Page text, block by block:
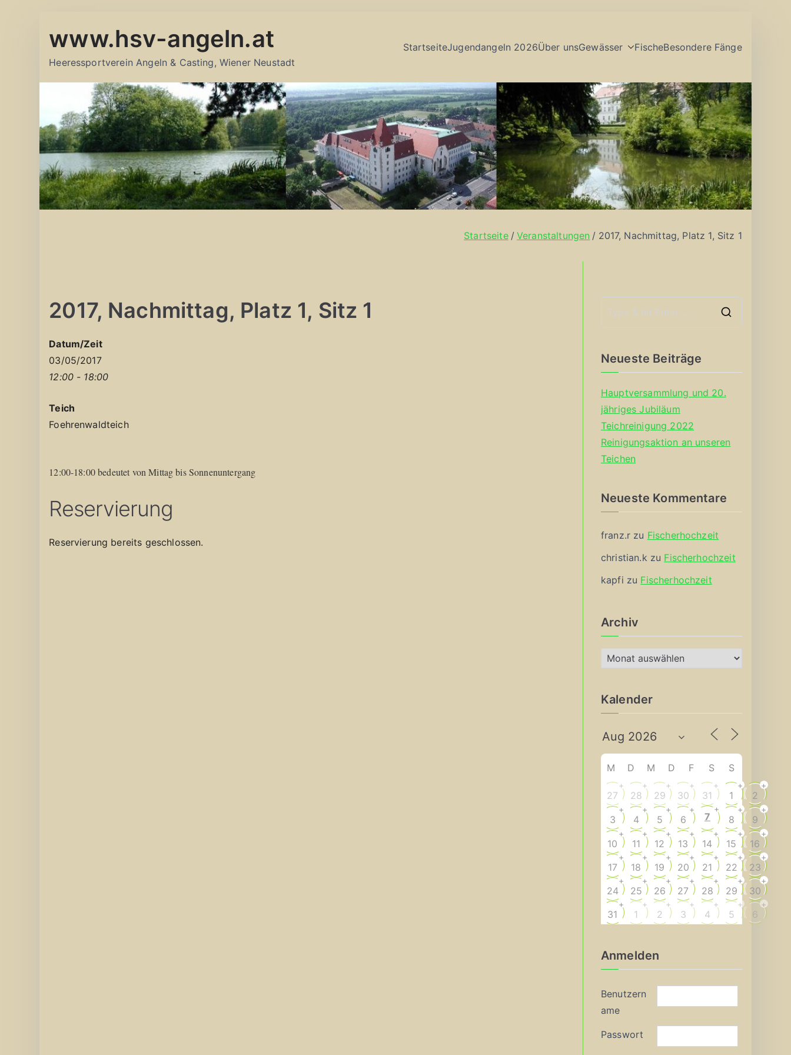
Inhalt
www.hsv-angeln.at
Heeressportverein Angeln & Casting, Wiener Neustadt
StartseiteJugendangeln 2026Über unsGewässer FischeBesondere Fänge
Startseite Veranstaltungen 2017, Nachmittag, Platz 1, Sitz 1
2017, Nachmittag, Platz 1, Sitz 1
Datum/Zeit
03/05/2017
12:00 - 18:00
Teich
Foehrenwaldteich
12:00-18:00 bedeutet von Mittag bis Sonnenuntergang
Reservierung
Reservierung bereits geschlossen.
Neueste Beiträge
Hauptversammlung und 20.
jähriges Jubiläum
Teichreinigung 2022
Reinigungsaktion an unseren
Teichen
Neueste Kommentare
franz.r zu Fischerhochzeit
christian.k zu Fischerhochzeit
kapfi zu Fischerhochzeit
Archiv
r
h
v
Kalender
M D M D F S S
27
+
28
+
29
+
30
+
31
+
1
+
2
+
3
+
4
+
5
+
6
+
7
+
8
+
9
+
10
+
11
+
12
+
13
+
14
+
15
+
16
+
17
+
18
+
19
+
20
+
21
+
22
+
23
+
24
+
25
+
26
+
27
+
28
+
29
+
30
+
31
+
1
+
2
+
3
+
4
+
5
+
6
+
Anmelden
Benutzern
ame
Passwort